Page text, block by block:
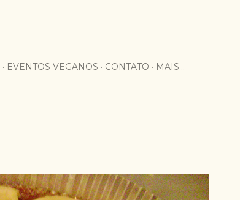
EVENTOS VEGANOS CONTATO MAIS…